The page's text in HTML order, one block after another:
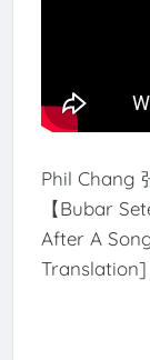
Phil Chang
【Bubar
After A
Translation]